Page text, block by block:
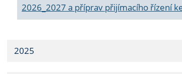
2026_2027 a příprav přijímacího řízení
2025